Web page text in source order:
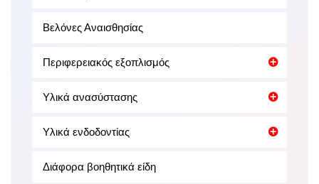
Βελόνες Αναισθησίας
Περιφερειακός εξοπλισμός
Υλικά ανασύστασης
Υλικά ενδοδοντίας
Διάφορα βοηθητικά είδη